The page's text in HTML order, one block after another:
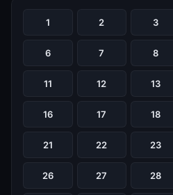
1 2 3
6 7 8
11 12 13
16 17 18
21 22 23
26 27 28